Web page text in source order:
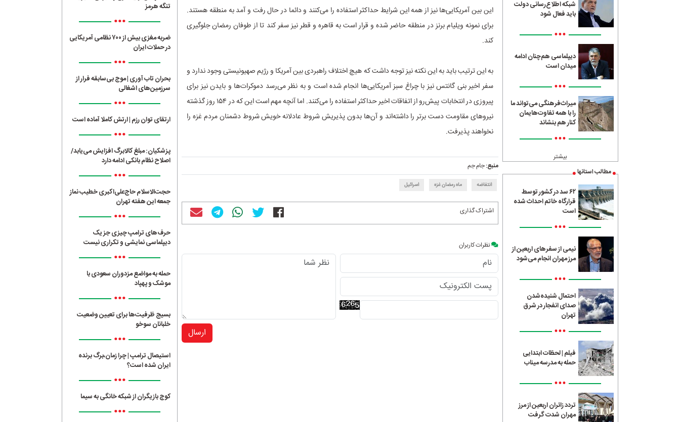
شبکه اطلاع‌رسانی دولت
باید فعال شود
•••
دیپلماسی هم‌چنان ادامه
میدان است
•••
میراث‌فرهنگی می‌تواند ما
را با همه تفاوت‌هایمان
کنار هم بنشاند
•••
بیشتر
مطالب استانها
۶۲ سد در کشور توسط
قرارگاه خاتم احداث شده
است
•••
نیمی از سفرهای اربعین از
مرز مهران انجام می‌شود
•••
احتمال شنیده‌شدن
صدای انفجار در شرق
تهران
•••
فیلم | لحظات ابتدایی
حمله به مدرسه میناب
•••
تردد زائران اربعین از مرز
مهران شدت گرفت
این بین آمریکایی‌ها نیز از همه این شرایط حداکثر استفاده را می‌کنند و دائما در حال رفت و آمد به منطقه هستند.
برای نمونه ویلیام برنز در منطقه حاضر شده و قرار است به قاهره و قطر نیز سفر کند تا از طوفان رمضان جلوگیری
کند.
به این ترتیب باید به این نکته نیز توجه داشت که هیچ اختلاف راهبردی بین آمریکا و رژیم صهیونیستی وجود ندارد و
سفر اخیر بنی گانتس نیز با چراغ سبز آمریکایی‌ها انجام شده است و به نظر می‌رسد دموکرات‌ها و بایدن نیز برای
پیروزی در انتخابات پیش‌رو از اتفاقات اخیر حداکثر استفاده را می‌کنند. اما آنچه مهم است این که در ۱۵۴ روز گذشته
نیرو‌های مقاومت دست برتر را داشته‌اند و آن‌ها بدون پذیریش شروط عادلانه خویش شروط دشمنان مردم غزه را
نخواهند پذیرفت.
منبع:جام جم
انتفاضه ماه رمضان غزه اسرائیل
اشتراک گذاری
نظرات کاربران
ارسال
تنگه هرمز
•••
ضربه مغزی بیش از ۷۰۰ نظامی آمریکایی
در حملات ایران
•••
بحران تاب آوری | موج بی‌سابقه فرار از
سرزمین‌های اشغالی
•••
ارتقای توان رزم | ارتش کاملا آماده است
•••
پزشکیان: مبلغ کالابرگ افزایش می‌یابد/
اصلاح نظام بانکی ادامه دارد
•••
حجت‌الاسلام حاج‌علی‌اکبری خطیب نماز
جمعه این هفته تهران
•••
حرف‌های ترامپ چیزی جز یک
دیپلماسی نمایشی و تکراری نیست
•••
حمله به مواضع مزدوران سعودی با
موشک و پهپاد
•••
بسیج ظرفیت‌ها برای تعیین وضعیت
خلبانان سوخو
•••
استیصال ترامپ | چرا زمان،برگ برنده
ایران شده است؟
•••
کوچ بازیگران از شبکه خانگی به سیما
•••